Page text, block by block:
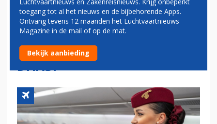
QATAR AIRWAYS BOUWT
NETWERK VERDER OP: OOK
WEER VLUCHTEN NAAR ABU
DHABI
toegang tot al het nieuws en de bijbehorende Apps.
Ontvang tevens 12 maanden het Luchtvaartnieuws
Magazine in de mail of op de mat.
Bekijk aanbieding